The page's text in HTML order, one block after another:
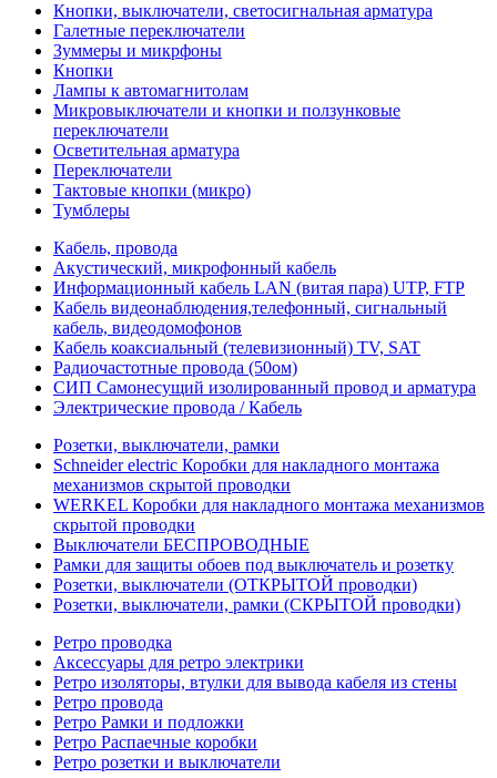
Кнопки, выключатели, светосигнальная арматура
Галетные переключатели
Зуммеры и микрфоны
Кнопки
Лампы к автомагнитолам
Микровыключатели и кнопки и ползунковые
переключатели
Осветительная арматура
Переключатели
Тактовые кнопки (микро)
Тумблеры
Кабель, провода
Акустический, микрофонный кабель
Информационный кабель LAN (витая пара) UTP, FTP
Кабель видеонаблюдения,телефонный, сигнальный
кабель, видеодомофонов
Кабель коаксиальный (телевизионный) TV, SAT
Радиочастотные провода (50ом)
СИП Самонесущий изолированный провод и арматура
Электрические провода / Кабель
Розетки, выключатели, рамки
Schneider electric Коробки для накладного монтажа
механизмов скрытой проводки
WERKEL Коробки для накладного монтажа механизмов
скрытой проводки
Выключатели БЕСПРОВОДНЫЕ
Рамки для защиты обоев под выключатель и розетку
Розетки, выключатели (ОТКРЫТОЙ проводки)
Розетки, выключатели, рамки (СКРЫТОЙ проводки)
Ретро проводка
Аксессуары для ретро электрики
Ретро изоляторы, втулки для вывода кабеля из стены
Ретро провода
Ретро Рамки и подложки
Ретро Распаечные коробки
Ретро розетки и выключатели